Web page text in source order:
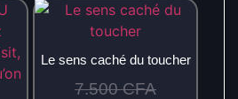
Le sens caché du toucher
7.500CFA